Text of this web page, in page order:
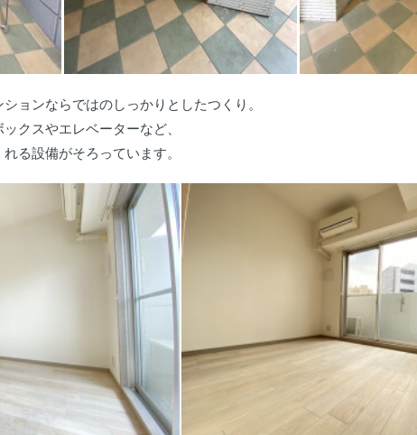
ョンならではのしっかりとしたつくり。
クスやエレベーターなど、
る設備がそろっています。